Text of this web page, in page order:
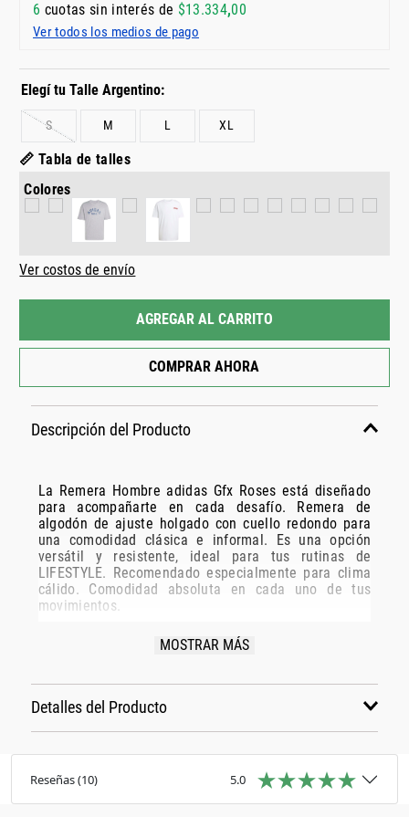
6 cuotas sin interés de $13.334,00
Ver todos los medios de pago
S M L XL
📏 Tabla de talles
Colores
Ver costos de envío
AGREGAR AL CARRITO
COMPRAR AHORA
Descripción del Producto
La Remera Hombre adidas Gfx Roses está diseñado
para acompañarte en cada desafío. Remera de
algodón de ajuste holgado con cuello redondo para
una comodidad clásica e informal. Es una opción
versátil y resistente, ideal para tus rutinas de
LIFESTYLE. Recomendado especialmente para clima
cálido. Comodidad absoluta en cada uno de tus
movimientos.
Especificaciones Técnicas:
Disciplina: LIFESTYLE
Cierre: Calce fácil
Ajuste: Holgado
Instrucciones de lavado: Lavar a máquina con
agua tibia
MOSTRAR MÁS
Detalles del Producto
Reseñas(10) 5.0